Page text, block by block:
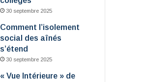
30 septembre 2025
Comment l’isolement
social des aînés
s’étend
30 septembre 2025
« Vue Intérieure » de